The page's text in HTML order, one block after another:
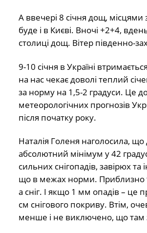
А ввечері 8 січня дощ, місцями
буде і в Києві. Вночі +2+4,
столиці дощ. Вітер південно-
9-10 січня в Україні
на нас чекає доволі теплий
за норму на 1,5-2 градуси. Це
метеорологічних прогнозів
після початку року.
Наталія Голеня наголосила, що
абсолютний мінімум у 42
сильних снігопадів, завірюх та
що в межах норми. Приблизно
а сніг. І якщо 1 мм опадів – це
см снігового покриву. Втім,
менше і не виключено, що там